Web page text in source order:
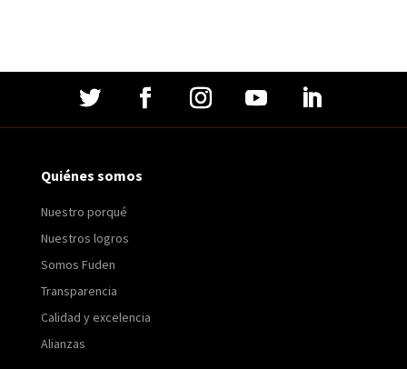
Quiénes somos
Nuestro porqué
Nuestros logros
Somos Fuden
Transparencia
Calidad y excelencia
Alianzas